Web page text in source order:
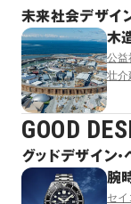
未来社会デザイ
木
公益
壮介
社梓
GOOD
グッドデザイン・
腕
セ